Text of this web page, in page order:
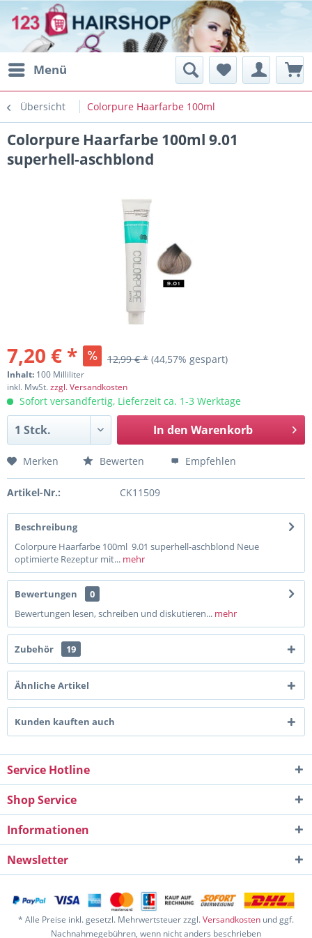
Menü
Übersicht Colorpure Haarfarbe 100ml
Colorpure Haarfarbe 100ml 9.01
superhell-aschblond
7,20 € * 12,99 € * (44,57% gespart)
Inhalt: 100 Milliliter
inkl. MwSt.zzgl. Versandkosten
Sofort versandfertig, Lieferzeit ca. 1-3 Werktage
In den Warenkorb
Merken Bewerten Empfehlen
Artikel-Nr.: CK11509
Beschreibung
Colorpure Haarfarbe 100ml 9.01 superhell-aschblond Neue
optimierte Rezeptur mit... mehr
Bewertungen
0
Bewertungen lesen, schreiben und diskutieren... mehr
Zubehör 19
Ähnliche Artikel
Kunden kauften auch
Service Hotline
Shop Service
Informationen
Newsletter
* Alle Preise inkl. gesetzl. Mehrwertsteuer zzgl.Versandkosten und ggf.
Nachnahmegebühren, wenn nicht anders beschrieben